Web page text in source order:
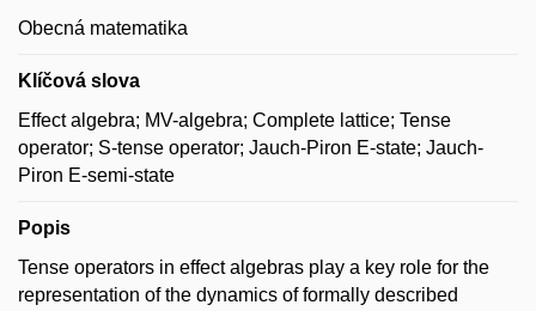
Obecná matematika
Klíčová slova
Effect algebra; MV-algebra; Complete lattice; Tense
operator; S-tense operator; Jauch-Piron E-state; Jauch-
Piron E-semi-state
Popis
Tense operators in effect algebras play a key role for the
representation of the dynamics of formally described